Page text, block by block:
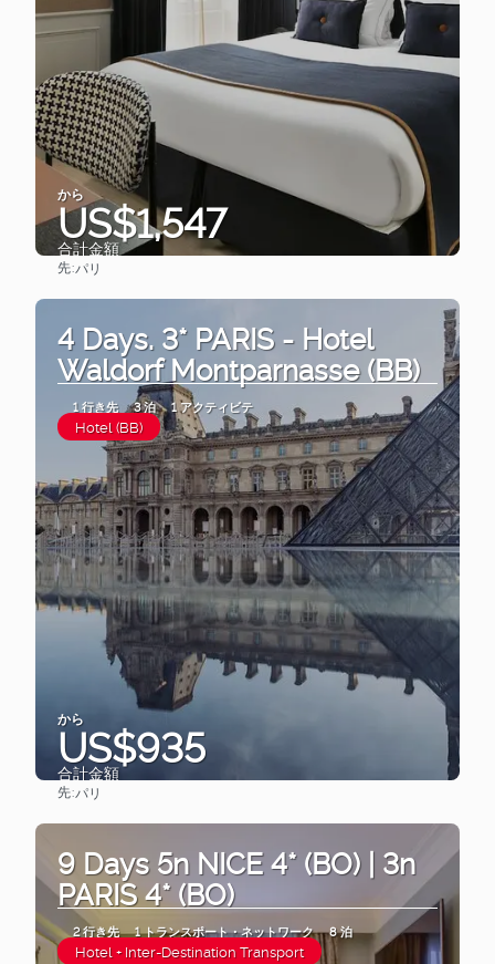
から
US$1,547
合計金額
先:パリ
4 Days. 3* PARIS - Hotel
Waldorf Montparnasse (BB)
1 行き先 3 泊 1 アクティビテ
Hotel (BB)
から
US$935
合計金額
先:パリ
9 Days 5n NICE 4* (BO) | 3n
PARIS 4* (BO)
2 行き先 1 トランスポート・ネットワーク 8 泊
Hotel + Inter-Destination Transport